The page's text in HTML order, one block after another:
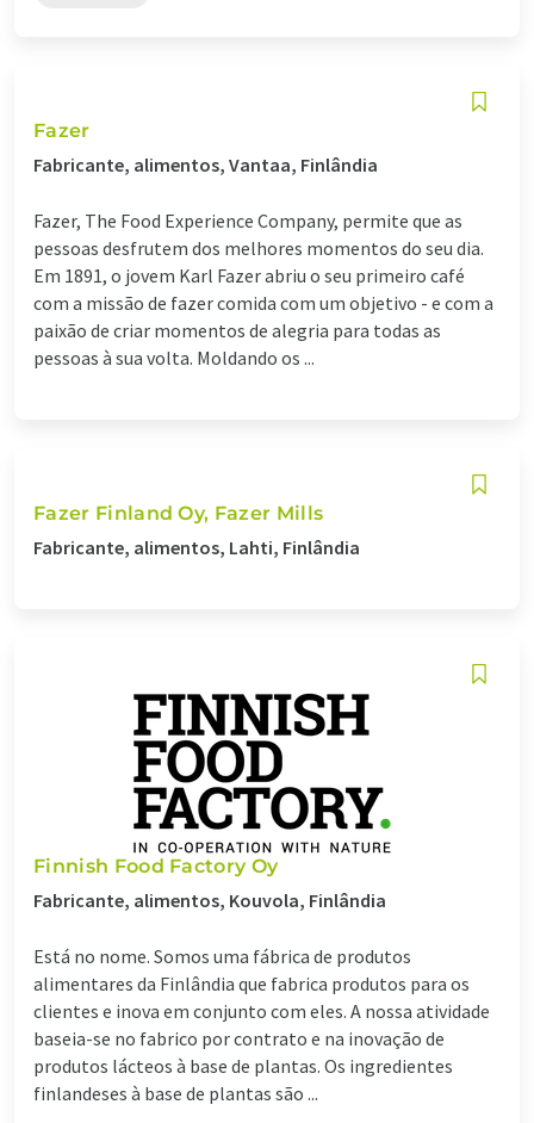
Fazer
Fabricante, alimentos, Vantaa, Finlândia
Fazer, The Food Experience Company, permite que as
pessoas desfrutem dos melhores momentos do seu dia.
Em 1891, o jovem Karl Fazer abriu o seu primeiro café
com a missão de fazer comida com um objetivo - e com a
paixão de criar momentos de alegria para todas as
pessoas à sua volta. Moldando os ...
Fazer Finland Oy, Fazer Mills
Fabricante, alimentos, Lahti, Finlândia
Finnish Food Factory Oy
Fabricante, alimentos, Kouvola, Finlândia
Está no nome. Somos uma fábrica de produtos
alimentares da Finlândia que fabrica produtos para os
clientes e inova em conjunto com eles. A nossa atividade
baseia-se no fabrico por contrato e na inovação de
produtos lácteos à base de plantas. Os ingredientes
finlandeses à base de plantas são ...